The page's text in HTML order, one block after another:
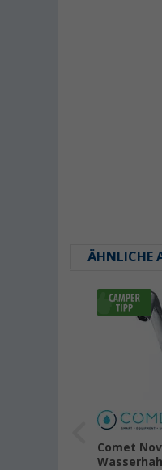
ÄHNLICHE
Comet